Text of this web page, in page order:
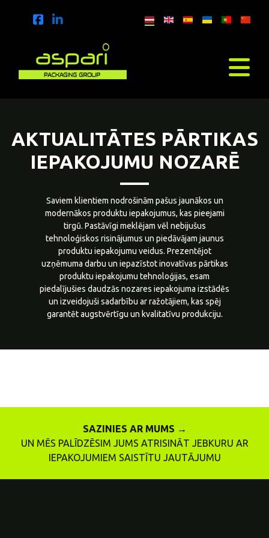
AKTUALITĀTES PĀRTIKAS
IEPAKOJUMU NOZARĒ
Saviem klientiem nodrošinām pašus jaunākos un
modernākos produktu iepakojumus, kas pieejami
tirgū. Pastāvīgi meklējam vēl nebijušus
tehnoloģiskos risinājumus un piedāvājam jaunus
produktu iepakojumu veidus. Prezentējot
uzņēmuma darbu un iepazīstot inovatīvas pārtikas
produktu iepakojumu tehnoloģijas, esam
piedalījušies daudzās nozares iepakojuma izstādēs
un izveidojuši sadarbību ar ražotājiem, kas spēj
garantēt augstvērtīgu un kvalitatīvu produkciju.
SAZINIES AR MUMS →
UN MĒS PALĪDZĒSIM JUMS ATRISINĀT JEBKURU AR
IEPAKOJUMIEM SAISTĪTU JAUTĀJUMU